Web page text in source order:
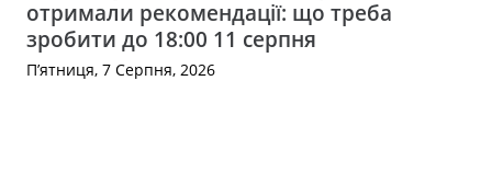
отримали рекомендації: що треба
зробити до 18:00 11 серпня
П’ятниця, 7 Серпня, 2026